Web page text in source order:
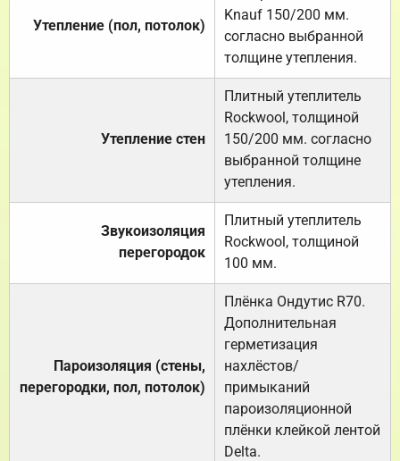
Утепление (пол, потолок)
Knauf 150/200 мм.
согласно выбранной
толщине утепления.
Утепление стен
Плитный утеплитель
Rockwool, толщиной
150/200 мм. согласно
выбранной толщине
утепления.
Звукоизоляция
перегородок
Плитный утеплитель
Rockwool, толщиной
100 мм.
Пароизоляция (стены,
перегородки, пол, потолок)
Плёнка Ондутис R70.
Дополнительная
герметизация
нахлёстов/
примыканий
пароизоляционной
плёнки клейкой лентой
Delta.